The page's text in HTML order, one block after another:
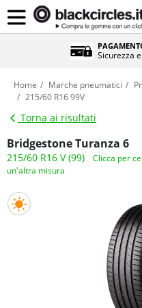
Sicurezza
Home Marche pneumatici
215/60 R16 99V
Torna ai risultati
Bridgestone Turanza 6
215/60 R16 V (99)
Clicca per
un'altra misura